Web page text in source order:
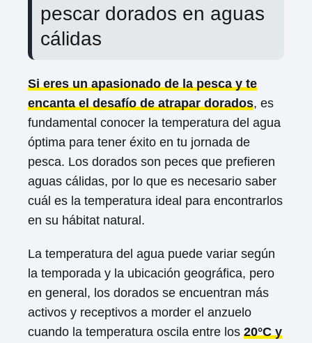
pescar dorados en aguas
cálidas
Si eres un apasionado de la pesca y te
encanta el desafío de atrapar dorados, es
fundamental conocer la temperatura del agua
óptima para tener éxito en tu jornada de
pesca. Los dorados son peces que prefieren
aguas cálidas, por lo que es necesario saber
cuál es la temperatura ideal para encontrarlos
en su hábitat natural.
La temperatura del agua puede variar según
la temporada y la ubicación geográfica, pero
en general, los dorados se encuentran más
activos y receptivos a morder el anzuelo
cuando la temperatura oscila entre los 20°C y